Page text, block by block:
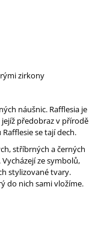
zirkony
náušnic. Rafflesia je
předobraz v přírodě
se tají dech.
stříbrných a černých
ze symbolů,
stylizované tvary.
do nich sami vložíme.